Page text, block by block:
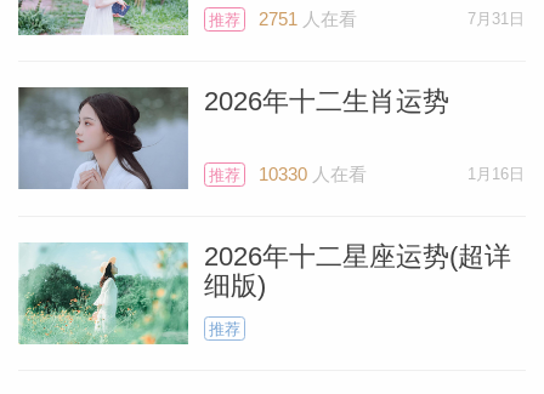
与传统背道而驰。你的爱情生活也可能变得
现有的幸福伴侣关系也可能发生惊心动魄的
转变。继续尝试，很快你就会找到自己的幸
福所在。
水瓶座
你可能渴望探索新的生活安排。无论你是与
推荐 2751人在看 7月31日
2026年十二生肖运势
推荐 10330人在看 1月16日
2026年十二星座运势(超详
细版)
推荐